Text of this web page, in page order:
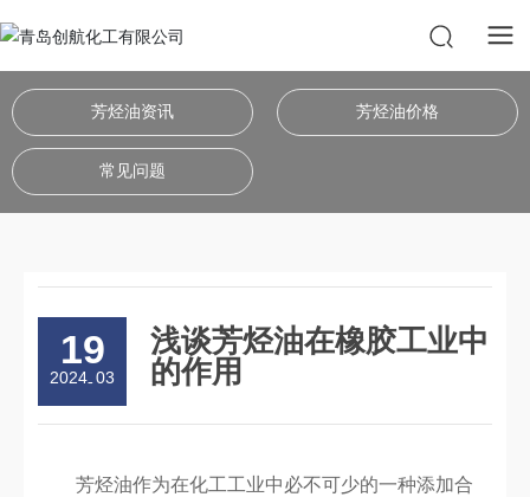
芳烃油资讯 芳烃油价格
常见问题
19
2024-03
浅谈芳烃油在橡胶工业中
的作用
芳烃油作为在化工工业中必不可少的一种添加合